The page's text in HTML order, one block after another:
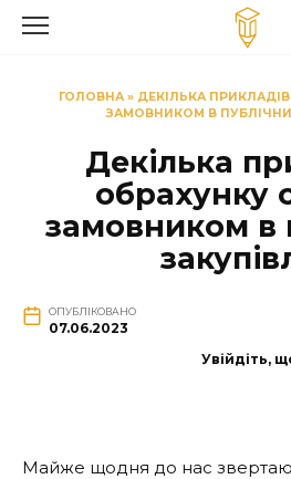
ГОЛОВНА» ДЕКІЛЬКА
ЗАМОВНИКОМ В
Декілька
обрахунку
замовником в
ОПУБЛІКОВАНО
07.06.2023
Увійдіть,
Майже щодня до нас